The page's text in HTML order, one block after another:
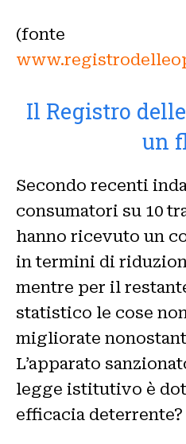
(fonte
Il Registro
un
Secondo recenti
consumatori su 10
hanno ricevuto un
in termini di
mentre per il
statistico le cose
migliorate
L’apparato
legge istitutivo è
efficacia deterrente?